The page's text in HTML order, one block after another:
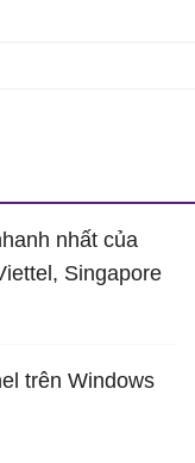
nhất của
Singapore
trên Windows